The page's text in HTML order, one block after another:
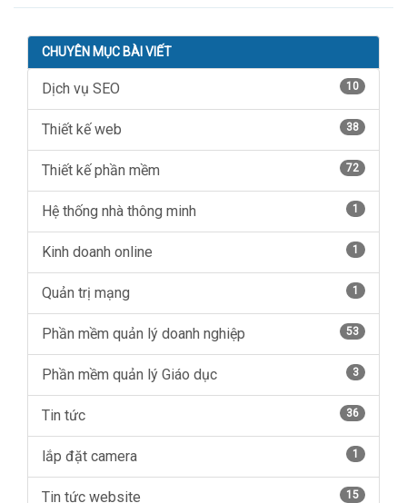
CHUYÊN MỤC BÀI VIẾT
Dịch vụ SEO 10
Thiết kế web 38
Thiết kế phần mềm 72
Hệ thống nhà thông minh 1
Kinh doanh online 1
Quản trị mạng 1
Phần mềm quản lý doanh nghiệp 53
Phần mềm quản lý Giáo dục 3
Tin tức 36
lắp đặt camera 1
Tin tức website 15